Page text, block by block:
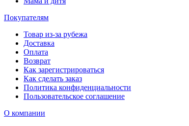
Покупателям
Товар из-за рубежа
Доставка
Оплата
Возврат
Как зарегистрироваться
Как сделать заказ
Политика конфиденциальности
Пользовательское соглашение
О компании